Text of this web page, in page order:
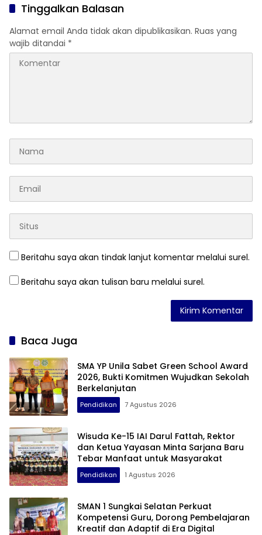
Tinggalkan Balasan
Alamat email Anda tidak akan dipublikasikan. Ruas yang
wajib ditandai *
Beritahu saya akan tindak lanjut komentar melalui surel.
Beritahu saya akan tulisan baru melalui surel.
Baca Juga
SMA YP Unila Sabet Green School Award
2026, Bukti Komitmen Wujudkan Sekolah
Berkelanjutan
Pendidikan 7 Agustus 2026
Wisuda Ke-15 IAI Darul Fattah, Rektor
dan Ketua Yayasan Minta Sarjana Baru
Tebar Manfaat untuk Masyarakat
Pendidikan 1 Agustus 2026
SMAN 1 Sungkai Selatan Perkuat
Kompetensi Guru, Dorong Pembelajaran
Kreatif dan Adaptif di Era Digital